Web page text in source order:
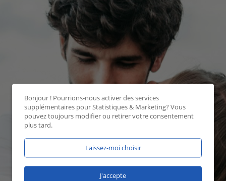
Bonjour ! Pourrions-nous activer des services
supplémentaires pourStatistiques & Marketing? Vous
pouvez toujours modifier ou retirer votre consentement
plus tard.
Laissez-moi choisir
J'accepte